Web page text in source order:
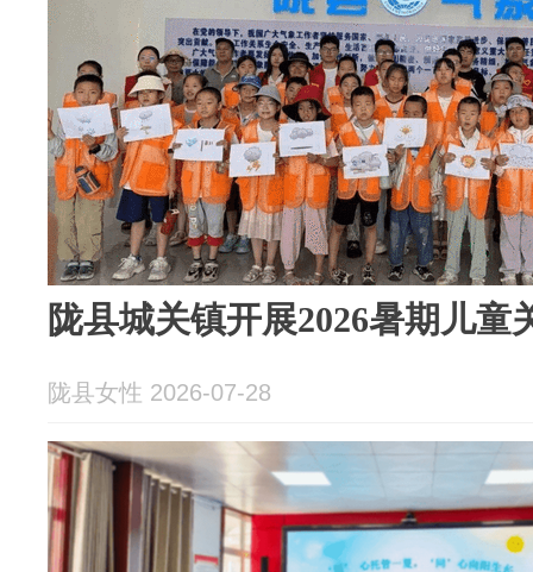
陇县城关镇开展2026暑期儿童
陇县女性 2026-07-28